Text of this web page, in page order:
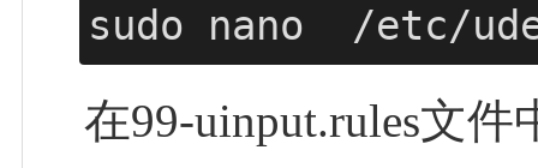
sudo nano  /etc/
在99-uinput.rules文件